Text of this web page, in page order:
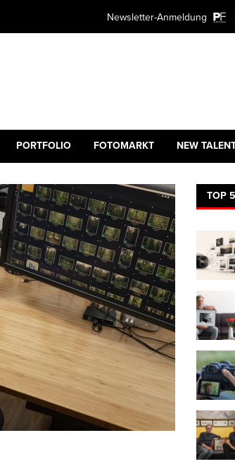
Newsletter-Anmeldung
PORTFOLIO FOTOMARKT NEW
TOP 5